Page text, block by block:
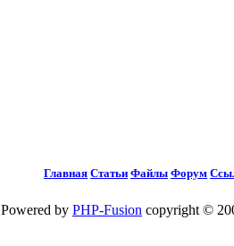
Главная Статьи Файлы Форум
Powered by PHP-Fusion copyright ©